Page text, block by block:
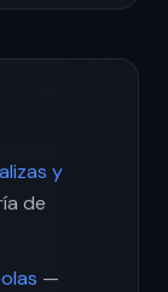
y
de
—